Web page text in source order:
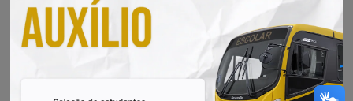
Radar Transparência Pública